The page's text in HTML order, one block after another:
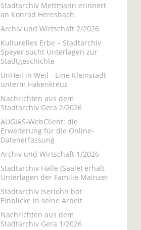
Stadtarchiv Mettmann erinnert
an Konrad Heresbach
Archiv und Wirtschaft 2/2026
Kulturelles Erbe – Stadtarchiv
Speyer sucht Unterlagen zur
Stadtgeschichte
UnHeil in Weil - Eine Kleinstadt
unterm Hakenkreuz
Nachrichten aus dem
Stadtarchiv Gera 2/2026
AUGIAS-WebClient: die
Erweiterung für die Online-
Datenerfassung
Archiv und Wirtschaft 1/2026
Stadtarchiv Halle (Saale) erhält
Unterlagen der Familie Mainzer
Stadtarchiv Iserlohn bot
Einblicke in seine Arbeit
Nachrichten aus dem
Stadtarchiv Gera 1/2026